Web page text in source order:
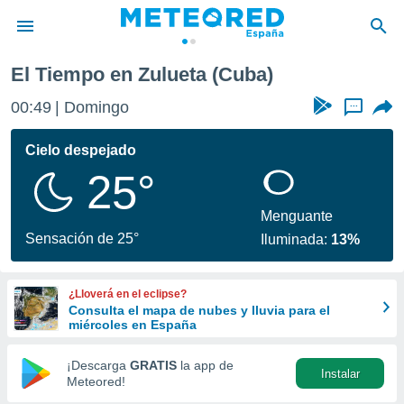
de
por
se
calidad.
a este
las
y
forma
digital
basada
El Tiempo en Zulueta (Cuba)
00:49 Domingo ...
Cielo despejado
25°
Sensación de 25°
Menguante
Iluminada: 13%
¿Lloverá en el eclipse?
Consulta el mapa de nubes y lluvia para el
miércoles en España
¡Descarga GRATIS la app de
Meteored!
Instalar